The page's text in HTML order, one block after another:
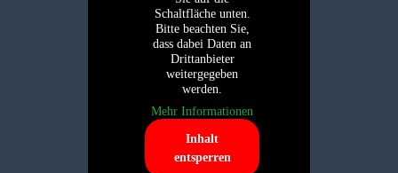
Schaltfläche unten.
Bitte beachten Sie,
dass dabei Daten an
Drittanbieter
weitergegeben
werden.
Mehr Informationen
Inhalt
entsperren